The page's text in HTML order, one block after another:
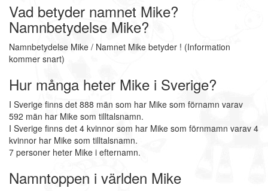
Vad betyder namnet Mike?
Namnbetydelse Mike?
Namnbetydelse Mike / Namnet Mike betyder ! (Information
kommer snart)
Hur många heter Mike i Sverige?
I Sverige finns det 888 män som har Mike som förnamn varav
592 män har Mike som tilltalsnamn.
I Sverige finns det 4 kvinnor som har Mike som förnmamn varav 4
kvinnor har Mike som tilltalsnamn.
7 personer heter Mike i efternamn.
Namntoppen i världen Mike